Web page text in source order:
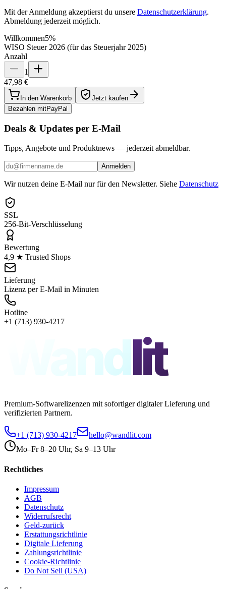
Mit der Anmeldung akzeptierst du unsere Datenschutzerklärung.
Abmeldung jederzeit möglich.
Willkommen5%
WISO Steuer 2026 (für das Steuerjahr 2025)
Anzahl
1
47,98 €
In den Warenkorb
Jetzt kaufen
Bezahlen mitPayPal
Deals & Updates per E-Mail
Tipps, Angebote und Produktnews — jederzeit abmeldbar.
Anmelden
Wir nutzen deine E-Mail nur für den Newsletter. Siehe Datenschutz
SSL
256-Bit-Verschlüsselung
Bewertung
4,9 ★ Trusted Shops
Lieferung
Lizenz per E-Mail in Minuten
Hotline
+1 (713) 930-4217
Wandlit
Premium-Softwarelizenzen mit sofortiger digitaler Lieferung und
verifizierten Partnern.
+1 (713) 930-4217
hello@wandlit.com
Mo–Fr 8–20 Uhr, Sa 9–13 Uhr
Rechtliches
Impressum
AGB
Datenschutz
Widerrufsrecht
Geld-zurück
Erstattungsrichtlinie
Digitale Lieferung
Zahlungsrichtlinie
Cookie-Richtlinie
Do Not Sell (USA)